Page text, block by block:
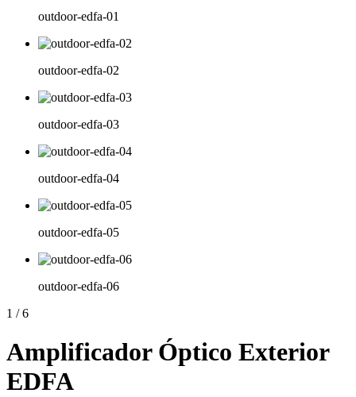
outdoor-edfa-01
outdoor-edfa-02
outdoor-edfa-03
outdoor-edfa-04
outdoor-edfa-05
outdoor-edfa-06
1 / 6
Amplificador Óptico Exterior
EDFA